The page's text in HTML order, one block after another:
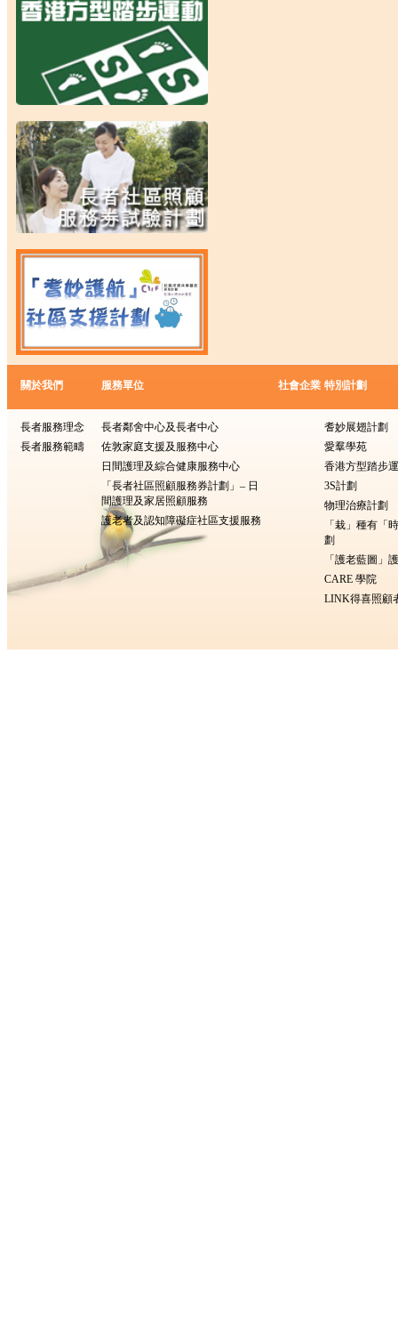
關於我們
長者服務理念
長者服務範疇
服務單位
長者鄰舍中心及長者中心
佐敦家庭支援及服務中心
日間護理及綜合健康服務中心
「長者社區照顧服務券計劃」– 日
間護理及家居照顧服務
護老者及認知障礙症社區支援服務
社會企業 特別計劃
耆妙展翅計劃
愛羣學苑
香港方型踏步
3S計劃
物理治療計劃
「栽」種有
劃
「護老藍圖」
CARE 學院
LINK得喜照顧